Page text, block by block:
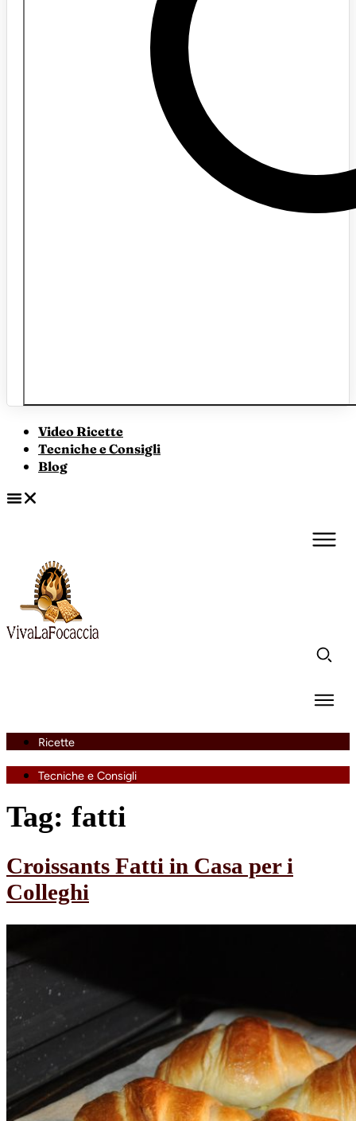
Video Ricette
Tecniche e Consigli
Blog
Ricette
Tecniche e Consigli
Tag: fatti
Croissants Fatti in Casa per i
Colleghi